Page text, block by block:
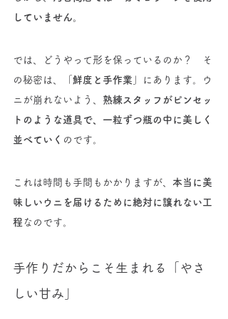
していません。
では、どうやって形を保っているのか？　そ
の秘密は、「 鮮度と手作業 」にあります。ウ
ニが崩れないよう、 熟練スタッフがピンセッ
トのような道具で、一粒ずつ瓶の中に美しく
並べていく のです。
これは時間も手間もかかりますが、 本当に美
味しいウニを届けるために絶対に譲れない工
程 なのです。
手作りだからこそ生まれる「やさ
しい甘み」